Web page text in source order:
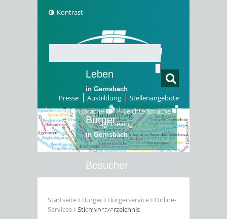
Kontrast
Presse Ausbildung
Stellenangebote
Gebärdensprache
Leichte Sprache
Sightseeing
Leben
in Gernsbach
Bürger
in Gernsbach
Besucher
Erleben
Startseite Bürger Bürgerservice
Online-
Services
Stichwortverzeichnis